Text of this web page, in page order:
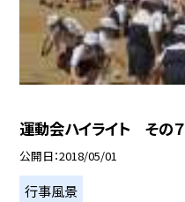
運動会ハイライト その７
公開日 2018/05/01
行事風景